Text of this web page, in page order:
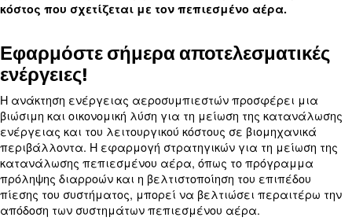
συστήματος. Διαβάστε περισσότερα για την
αεροσυμπιεστών εδώ.
Επιλογή του σωστού μεγέθους
αεροσυμπιεστή
Για να ελέγξετε την κατανάλωση πεπιεσμένου
προσδιορίστε τον όγκο αέρα που
μέτρα και συγκρίνετέ τον με τις τεχνικές
μηχανήματός σας.